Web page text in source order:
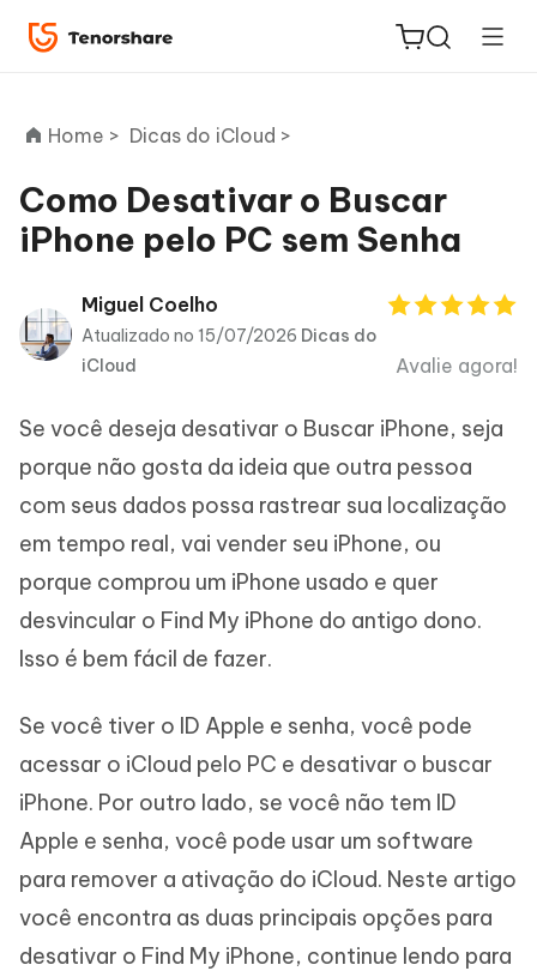
ReiBoot
PDNob
PDF
iAnyGo
Home > Dicas do iCloud >
Como Desativar o Buscar
iPhone pelo PC sem Senha
Miguel Coelho
Atualizado no 15/07/2026 Dicas do
iCloud
Avalie agora!
Se você deseja desativar o Buscar iPhone, seja
porque não gosta da ideia que outra pessoa
com seus dados possa rastrear sua localização
em tempo real, vai vender seu iPhone, ou
porque comprou um iPhone usado e quer
desvincular o Find My iPhone do antigo dono.
Isso é bem fácil de fazer.
Se você tiver o ID Apple e senha, você pode
acessar o iCloud pelo PC e desativar o buscar
iPhone. Por outro lado, se você não tem ID
Apple e senha, você pode usar um software
para remover a ativação do iCloud. Neste artigo
você encontra as duas principais opções para
desativar o Find My iPhone, continue lendo para